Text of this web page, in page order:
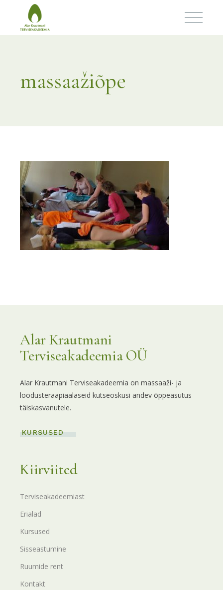
massaažiõpe
Alar Krautmani
Terviseakadeemia OÜ
Alar Krautmani Terviseakadeemia on massaaži- ja
loodusteraapiaalaseid kutseoskusi andev õppeasutus
täiskasvanutele.
KURSUSED
Kiirviited
Terviseakadeemiast
Erialad
Kursused
Sisseastumine
Ruumide rent
Kontakt